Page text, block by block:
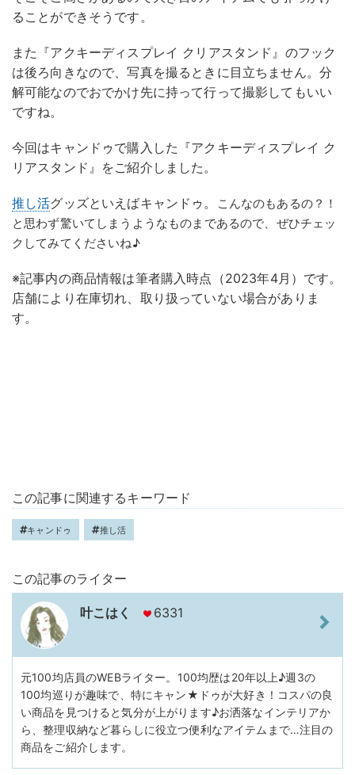
ることができそうです。
また『アクキーディスプレイ クリアスタンド』のフック
は後ろ向きなので、写真を撮るときに目立ちません。分
解可能なのでおでかけ先に持って行って撮影してもいい
ですね。
今回はキャンドゥで購入した『アクキーディスプレイ ク
リアスタンド』をご紹介しました。
推し活グッズといえばキャンドゥ。
こんなのもあるの？！
と思わず驚いてしまうようなものまであるので、ぜひチェッ
クしてみてくださいね♪
※記事内の商品情報は筆者購入時点（2023年4月）です。
店舗により在庫切れ、取り扱っていない場合がありま
す。
この記事に関連するキーワード
キャンドゥ 推し活
この記事のライター
叶こはく 6331
元100均店員のWEBライター。100均歴は20年以上♪週3の
100均巡りが趣味で、特にキャン★ドゥが大好き！コスパの良
い商品を見つけると気分が上がります♪お洒落なインテリアか
ら、整理収納など暮らしに役立つ便利なアイテムまで…注目の
商品をご紹介します。